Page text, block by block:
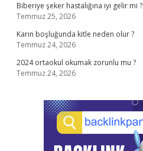
Biberiye şeker hastalığına iyi gelir mi ?
Temmuz 25, 2026
Karın boşluğunda kitle neden olur ?
Temmuz 24, 2026
2024 ortaokul okumak zorunlu mu ?
Temmuz 24, 2026